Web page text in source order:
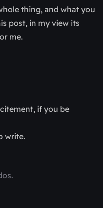
thing, and what you
post, in my view its
me.
if you be
write.